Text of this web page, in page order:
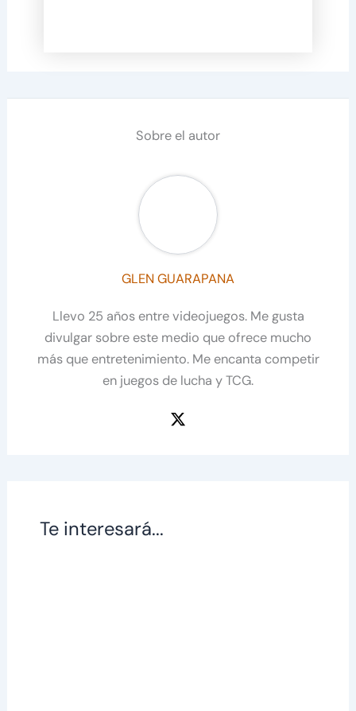
Sobre el autor
GLEN GUARAPANA
Llevo 25 años entre videojuegos. Me gusta
divulgar sobre este medio que ofrece mucho
más que entretenimiento. Me encanta competir
en juegos de lucha y TCG.
Te interesará...